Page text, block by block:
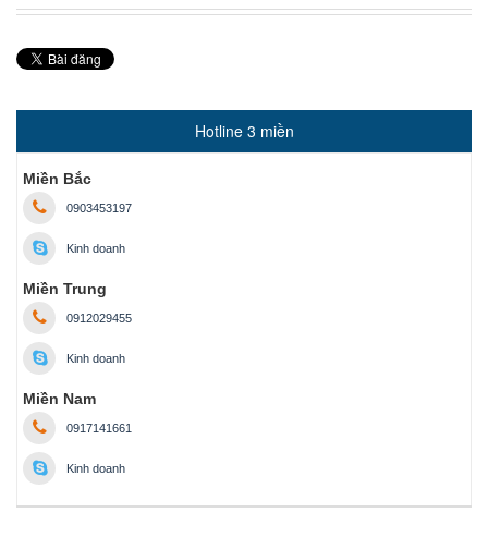
Hotline 3 miền
Miền Bắc
0903453197
Kinh doanh
Miền Trung
0912029455
Kinh doanh
Miền Nam
0917141661
Kinh doanh